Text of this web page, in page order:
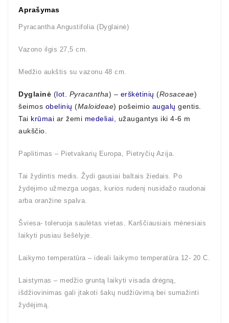
Aprašymas
Pyracantha Angustifolia (Dyglainė)
Vazono ilgis 27,5 cm.
Medžio aukštis su vazonu 48 cm.
Dyglainė (lot. Pyracantha) – erškėtinių (Rosaceae)
šeimos obelinių (Maloideae) pošeimio augalų gentis.
Tai krūmai ar žemi medeliai , užaugantys iki 4-6 m
aukščio.
Paplitimas – Pietvakarių Europa, Pietryčių Azija.
Tai žydintis medis. Žydi gausiai baltais žiedais. Po
žydėjimo užmezga uogas, kurios rudenį nusidažo raudonai
arba oranžine spalva.
Šviesa- toleruoja saulėtas vietas. Karščiausiais mėnesiais
laikyti pusiau šešėlyje.
Laikymo temperatūra – ideali laikymo temperatūra 12- 20 C.
Laistymas – medžio gruntą laikyti visada drėgną,
išdžiovinimas gali įtakoti šakų nudžiūvimą bei sumažinti
žydėjimą.